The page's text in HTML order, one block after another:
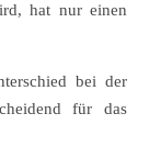
hat nur einen
bei der
für das